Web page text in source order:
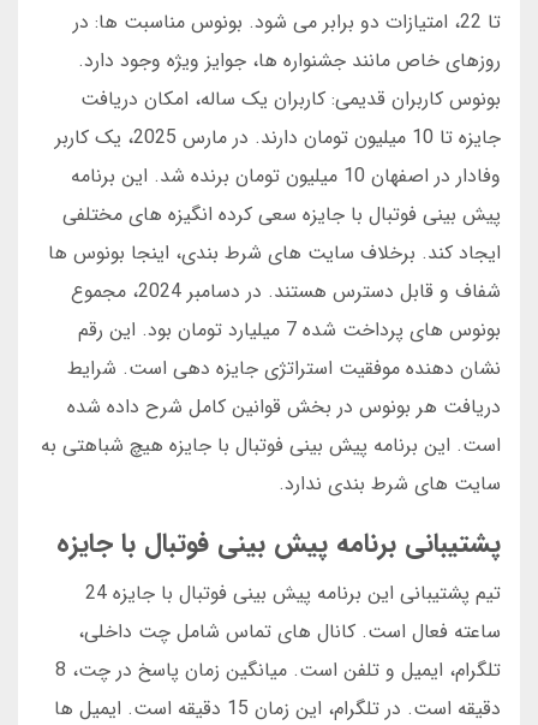
تا 22، امتیازات دو برابر می شود. بونوس مناسبت ها: در
روزهای خاص مانند جشنواره ها، جوایز ویژه وجود دارد.
بونوس کاربران قدیمی: کاربران یک ساله، امکان دریافت
جایزه تا 10 میلیون تومان دارند. در مارس 2025، یک کاربر
وفادار در اصفهان 10 میلیون تومان برنده شد. این برنامه
پیش بینی فوتبال با جایزه سعی کرده انگیزه های مختلفی
ایجاد کند. برخلاف سایت های شرط بندی، اینجا بونوس ها
شفاف و قابل دسترس هستند. در دسامبر 2024، مجموع
بونوس های پرداخت شده 7 میلیارد تومان بود. این رقم
نشان دهنده موفقیت استراتژی جایزه دهی است. شرایط
دریافت هر بونوس در بخش قوانین کامل شرح داده شده
است. این برنامه پیش بینی فوتبال با جایزه هیچ شباهتی به
سایت های شرط بندی ندارد.
پشتیبانی برنامه پیش بینی فوتبال با جایزه
تیم پشتیبانی این برنامه پیش بینی فوتبال با جایزه 24
ساعته فعال است. کانال های تماس شامل چت داخلی،
تلگرام، ایمیل و تلفن است. میانگین زمان پاسخ در چت، 8
دقیقه است. در تلگرام، این زمان 15 دقیقه است. ایمیل ها